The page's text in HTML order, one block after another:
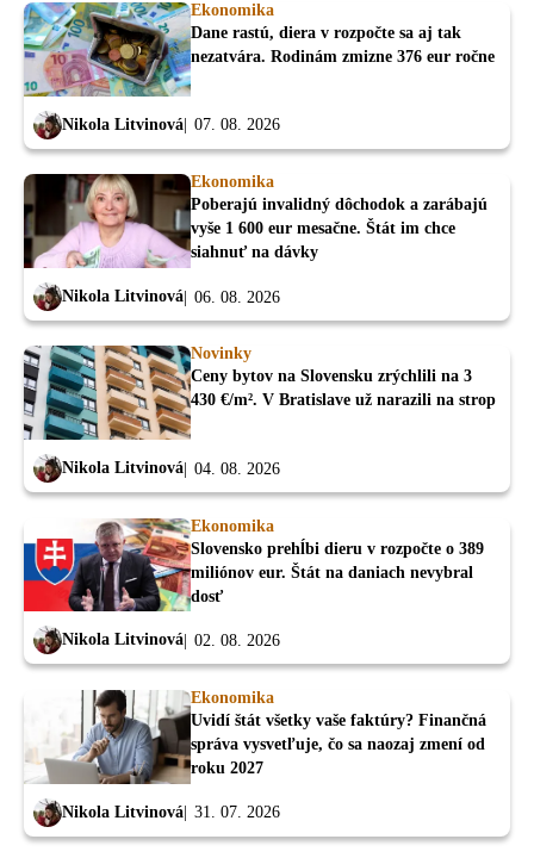
Ekonomika
Dane rastú, diera v rozpočte sa aj tak
nezatvára. Rodinám zmizne 376 eur ročne
Nikola Litvinová 07. 08. 2026
Ekonomika
Poberajú invalidný dôchodok a zarábajú
vyše 1 600 eur mesačne. Štát im chce
siahnuť na dávky
Nikola Litvinová 06. 08. 2026
Novinky
Ceny bytov na Slovensku zrýchlili na 3
430 €/m². V Bratislave už narazili na strop
Nikola Litvinová 04. 08. 2026
Ekonomika
Slovensko prehĺbi dieru v rozpočte o 389
miliónov eur. Štát na daniach nevybral
dosť
Nikola Litvinová 02. 08. 2026
Ekonomika
Uvidí štát všetky vaše faktúry? Finančná
správa vysvetľuje, čo sa naozaj zmení od
roku 2027
Nikola Litvinová 31. 07. 2026